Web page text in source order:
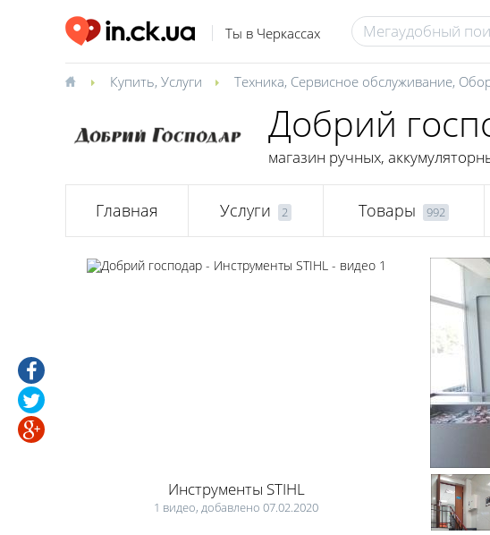
Ты в Черкассах
Купить, Услуги Техника, Сервисное обслуживание,
Добрий
магазин ручных,
Главная Услуги 2 Товары 992
Инструменты STIHL
1 видео, добавлено 07.02.2020